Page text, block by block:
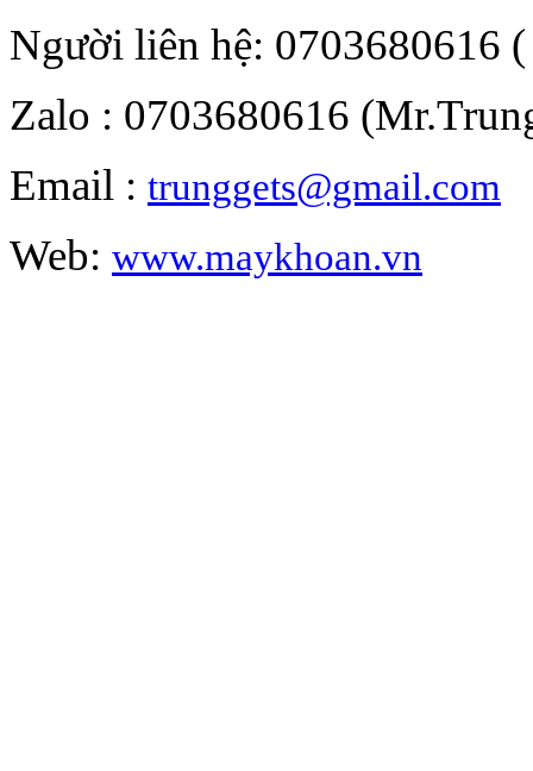
Người liên hệ: 0703680616
Zalo : 0703680616
Email : trunggets@gmail.com
Web: www.maykhoan.vn